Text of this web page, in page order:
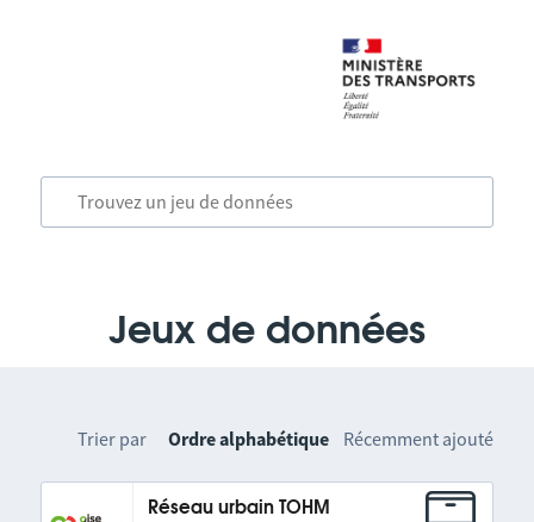
Jeux de données
Trier par Ordre alphabétique Récemment ajouté
Réseau urbain TOHM